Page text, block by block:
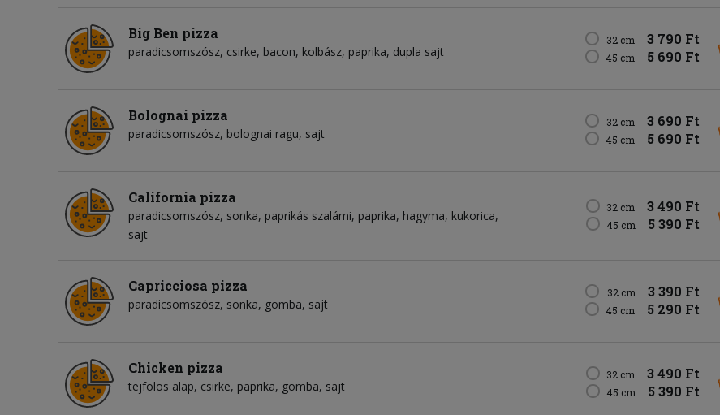
Big Ben pizza
paradicsomszósz csirke bacon kolbász paprika dupla sajt
32 cm 3 790 Ft
45 cm 5 690 Ft
Bolognai pizza
paradicsomszósz bolognai ragu sajt
32 cm 3 690 Ft
45 cm 5 690 Ft
California pizza
paradicsomszósz sonka paprikás szalámi paprika hagyma kukorica
sajt
32 cm 3 490 Ft
45 cm 5 390 Ft
Capricciosa pizza
paradicsomszósz sonka gomba sajt
32 cm 3 390 Ft
45 cm 5 290 Ft
Chicken pizza
tejfölös alap csirke paprika gomba sajt
32 cm 3 490 Ft
45 cm 5 390 Ft